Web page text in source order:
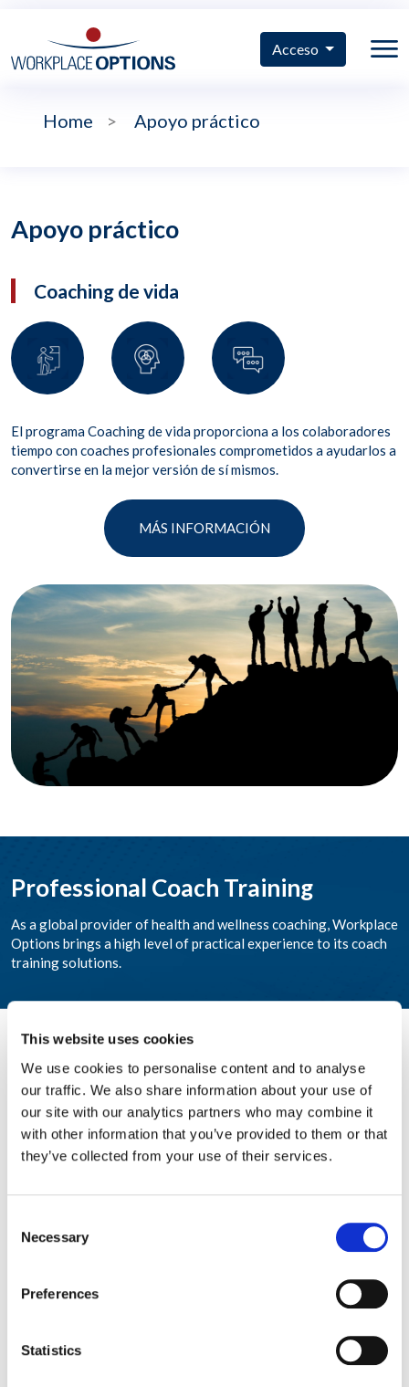
This website uses cookies
We use cookies to personalise content and to analyse
our traffic. We also share information about your use of
our site with our analytics partners who may combine it
with other information that you’ve provided to them or that
they’ve collected from your use of their services.
Selection
Necessary
Preferences
Statistics
Acceso
Home > Apoyo práctico
Apoyo práctico
Coaching de vida
El programa Coaching de vida proporciona a los colaboradores
tiempo con coaches profesionales comprometidos a ayudarlos a
convertirse en la mejor versión de sí mismos.
MÁS INFORMACIÓN
Professional Coach Training
As a global provider of health and wellness coaching, Workplace
Options brings a high level of practical experience to its coach
training solutions.
Germany
Presence